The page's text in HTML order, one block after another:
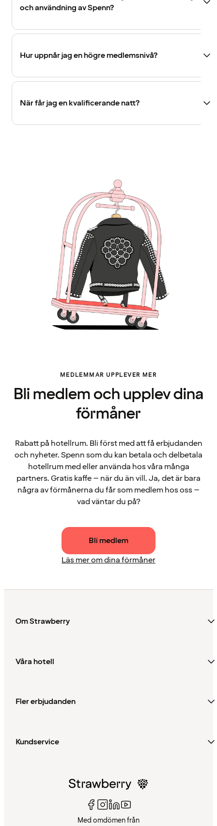
och användning av Spenn?
Hur uppnår jag en högre medlemsnivå?
När får jag en kvalificerande natt?
MEDLEMMAR UPPLEVER MER
Bli medlem och upplev dina
förmåner
Rabatt på hotellrum. Bli först med att få erbjudanden
och nyheter. Spenn som du kan betala och delbetala
hotellrum med eller använda hos våra många
partners. Gratis kaffe – när du än vill. Ja, det är bara
några av förmånerna du får som medlem hos oss –
vad väntar du på?
Bli medlem
Läs mer om dina förmåner
Om Strawberry
Våra hotell
Fler erbjudanden
Kundservice
Med omdömen från